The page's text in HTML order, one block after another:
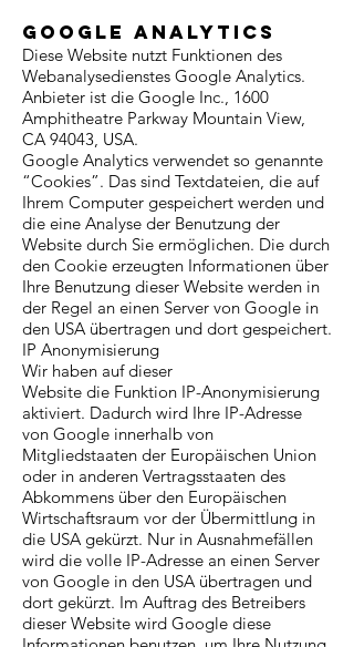
Google Analytics
Diese Website nutzt Funktionen des
Webanalysedienstes Google Analytics.
Anbieter ist die Google Inc., 1600
Amphitheatre Parkway Mountain View,
CA 94043, USA.
Google Analytics verwendet so genannte
“Cookies”. Das sind Textdateien, die auf
Ihrem Computer gespeichert werden und
die eine Analyse der Benutzung der
Website durch Sie ermöglichen. Die durch
den Cookie erzeugten Informationen über
Ihre Benutzung dieser Website werden in
der Regel an einen Server von Google in
den USA übertragen und dort gespeichert.
IP Anonymisierung
Wir haben auf dieser
Website die Funktion IP-Anonymisierung
aktiviert. Dadurch wird Ihre IP-Adresse
von Google innerhalb von
Mitgliedstaaten der Europäischen Union
oder in anderen Vertragsstaaten des
Abkommens über den Europäischen
Wirtschaftsraum vor der Übermittlung in
die USA gekürzt. Nur in Ausnahmefällen
wird die volle IP-Adresse an einen Server
von Google in den USA übertragen und
dort gekürzt. Im Auftrag des Betreibers
dieser Website wird Google diese